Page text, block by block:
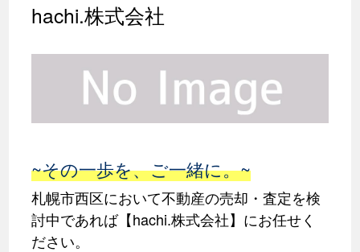
hachi.株式会社
~その一歩を、ご一緒に。~
札幌市西区において不動産の売却・査定を検
討中であれば【hachi.株式会社】にお任せく
ださい。